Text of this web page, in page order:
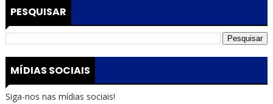
PESQUISAR
MÍDIAS SOCIAIS
Siga-nos nas mídias sociais!